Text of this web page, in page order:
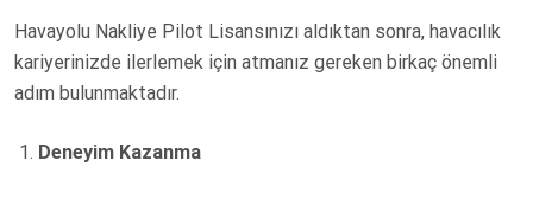
Havayolu Nakliye Pilot Lisansınızı aldıktan sonra, havacılık
kariyerinizde ilerlemek için atmanız gereken birkaç önemli
adım bulunmaktadır.
Deneyim Kazanma